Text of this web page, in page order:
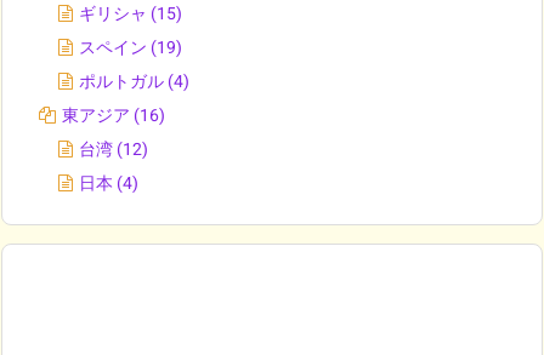
ギリシャ (15)
スペイン (19)
ポルトガル (4)
東アジア (16)
台湾 (12)
日本 (4)